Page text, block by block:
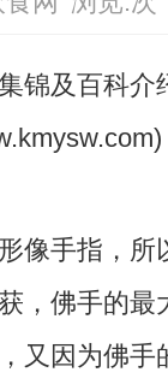
手指，所
，佛手的最
又因为佛手